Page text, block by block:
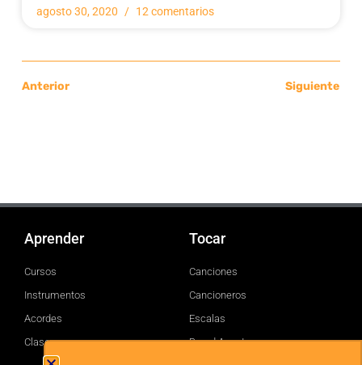
agosto 30, 2020 12 comentarios
Anterior Siguiente
Aprender
Cursos
Instrumentos
Acordes
Clases
Tocar
Canciones
Cancioneros
Escalas
Brand Assets